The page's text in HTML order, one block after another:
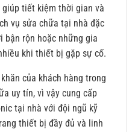
tiết kiệm thời gian và
vụ sửa chữa tại nhà đặc
bận rộn hoặc những gia
khi thiết bị gặp sự cố.
của khách hàng trong
uy tín, vì vậy cung cấp
tại nhà với đội ngũ kỹ
thiết bị đầy đủ và linh